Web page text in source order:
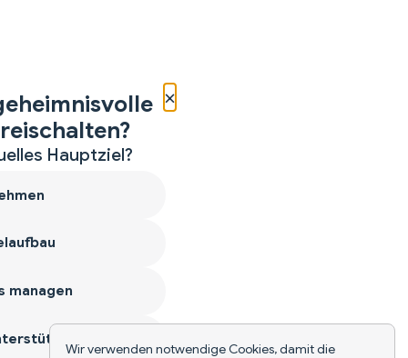
Wir verwenden notwendige Cookies, damit die
×
Hauptziel?
managen